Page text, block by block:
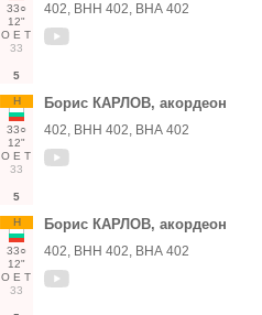
33○
12"
О Е Т
33
5
402, ВНН 402, ВНА 402
Н
33○
12"
О Е Т
33
5
Борис КАРЛОВ, акордеон
402, ВНН 402, ВНА 402
Н
33○
12"
О Е Т
33
Борис КАРЛОВ, акордеон
402, ВНН 402, ВНА 402